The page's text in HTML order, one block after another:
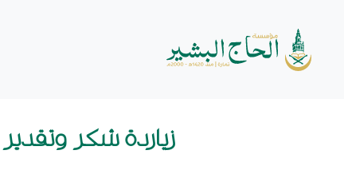
زياردة شكر